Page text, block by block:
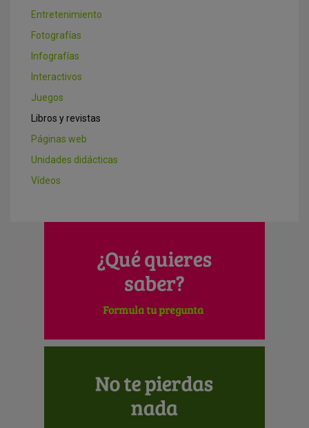
Entretenimiento
Fotografías
Infografías
Interactivos
Juegos
Libros y revistas
Páginas web
Unidades didácticas
Vídeos